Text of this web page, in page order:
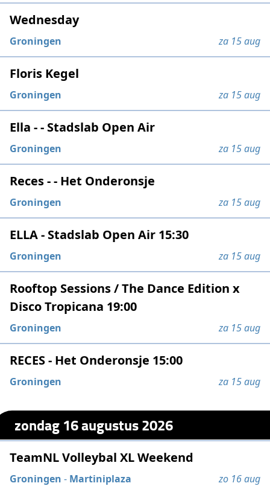
Wednesday
Groningen za 15 aug
Floris Kegel
Groningen za 15 aug
Ella - - Stadslab Open Air
Groningen za 15 aug
Reces - - Het Onderonsje
Groningen za 15 aug
ELLA - Stadslab Open Air 15:30
Groningen za 15 aug
Rooftop Sessions / The Dance Edition x
Disco Tropicana 19:00
Groningen za 15 aug
RECES - Het Onderonsje 15:00
Groningen za 15 aug
zondag 16 augustus 2026
TeamNL Volleybal XL Weekend
Groningen - Martiniplaza zo 16 aug